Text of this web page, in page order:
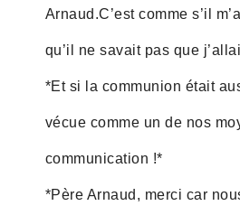
Arnaud.C’est comme s’il
qu’il ne savait pas que
*Et si la communion était
vécue comme un de nos
communication !*
*Père Arnaud, merci car